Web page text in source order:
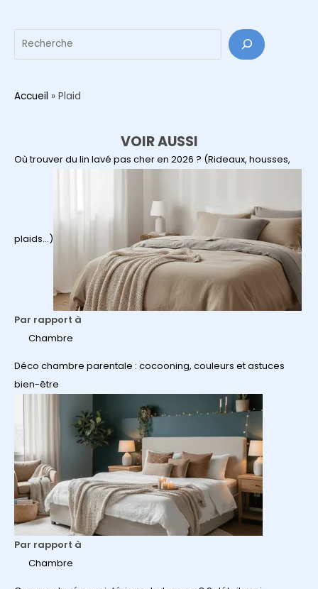
d’hiver
:
le
Accueil » Plaid
VOIR AUSSI
Où trouver du lin lavé pas cher en 2026 ? (Rideaux, housses,
plaids…)
Par rapport à
Chambre
Déco chambre parentale : cocooning, couleurs et astuces
bien-être
Par rapport à
Chambre